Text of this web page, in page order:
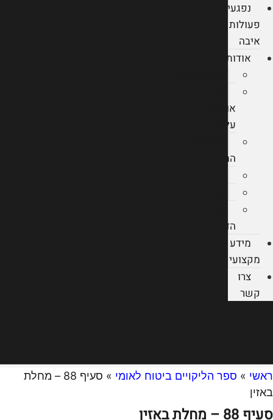
נפגעי
פעולות
איבה
אודות
אומרים
עלינו
המשרד
הדין
מידע
מקצועי
צרו
קשר
ראשי » ספר הליקויים ביטוח לאומי »
סעיף 88 – מחלת
באזין
סעיף 88 – מחלת באזין